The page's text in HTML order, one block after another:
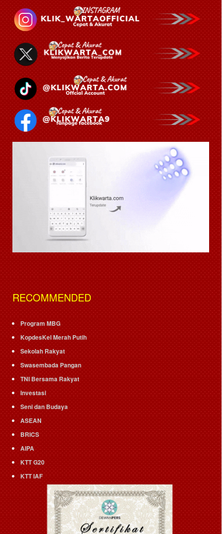
RECOMMENDED
Program MBG
KopdesKel Merah Putih
Sekolah Rakyat
Swasembada Pangan
TNI Bersama Rakyat
Investasi
Seni dan Budaya
ASEAN
BRICS
AIPA
KTT G20
KTT IAF